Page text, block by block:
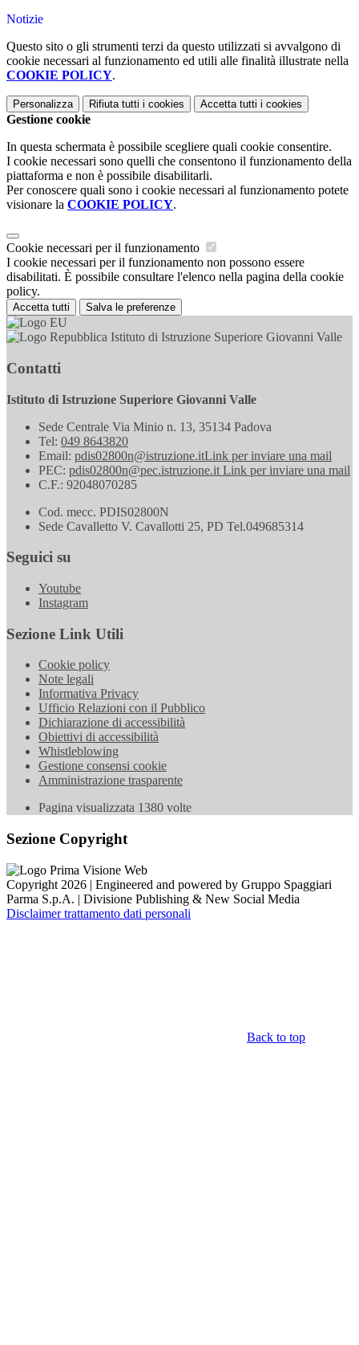
Notizie
Questo sito o gli strumenti terzi da questo utilizzati si avvalgono di
cookie necessari al funzionamento ed utili alle finalità illustrate nella
COOKIE POLICY.
Personalizza Rifiuta tutti i cookies Accetta tutti i cookies
Gestione cookie
In questa schermata è possibile scegliere quali cookie consentire.
I cookie necessari sono quelli che consentono il funzionamento della
piattaforma e non è possibile disabilitarli.
Per conoscere quali sono i cookie necessari al funzionamento potete
visionare la COOKIE POLICY.
Cookie necessari per il funzionamento
I cookie necessari per il funzionamento non possono essere
disabilitati. È possibile consultare l'elenco nella pagina della cookie
policy.
Accetta tutti Salva le preferenze
Istituto di Istruzione Superiore Giovanni Valle
Contatti
Istituto di Istruzione Superiore Giovanni Valle
Sede Centrale Via Minio n. 13, 35134 Padova
Tel: 049 8643820
Email: pdis02800n@istruzione.itLink per inviare una mail
PEC: pdis02800n@pec.istruzione.it Link per inviare una mail
C.F.: 92048070285
Cod. mecc. PDIS02800N
Sede Cavalletto V. Cavallotti 25, PD Tel.049685314
Seguici su
Youtube
Instagram
Sezione Link Utili
Cookie policy
Note legali
Informativa Privacy
Ufficio Relazioni con il Pubblico
Dichiarazione di accessibilità
Obiettivi di accessibilità
Whistleblowing
Gestione consensi cookie
Amministrazione trasparente
Pagina visualizzata 1380 volte
Sezione Copyright
Copyright 2026 | Engineered and powered by Gruppo Spaggiari
Parma S.p.A. | Divisione Publishing & New Social Media
Disclaimer trattamento dati personali
Back to top